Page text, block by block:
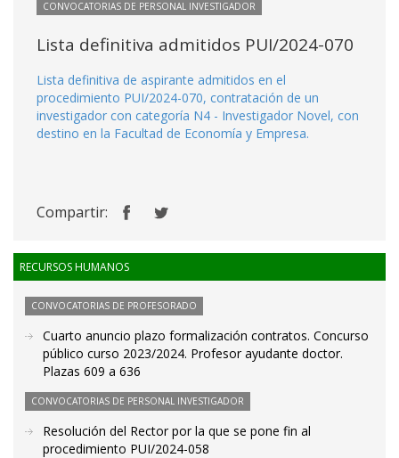
CONVOCATORIAS DE PERSONAL INVESTIGADOR
Lista definitiva admitidos PUI/2024-070
Lista definitiva de aspirante admitidos en el
procedimiento PUI/2024-070, contratación de un
investigador con categoría N4 - Investigador Novel, con
destino en la Facultad de Economía y Empresa.
Compartir:
RECURSOS HUMANOS
CONVOCATORIAS DE PROFESORADO
Cuarto anuncio plazo formalización contratos. Concurso
público curso 2023/2024. Profesor ayudante doctor.
Plazas 609 a 636
CONVOCATORIAS DE PERSONAL INVESTIGADOR
Resolución del Rector por la que se pone fin al
procedimiento PUI/2024-058